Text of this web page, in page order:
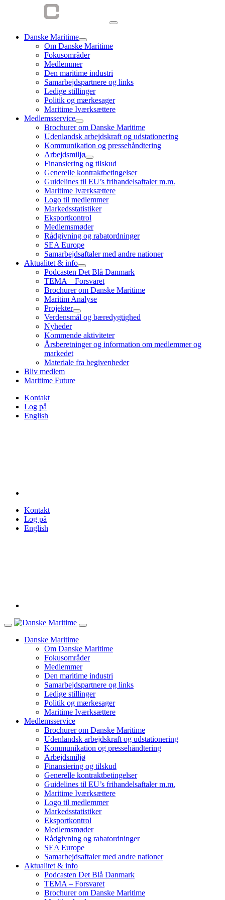
Danske Maritime
Om Danske Maritime
Fokusområder
Medlemmer
Den maritime industri
Samarbejdspartnere og links
Ledige stillinger
Politik og mærkesager
Maritime Iværksættere
Medlemsservice
Brochurer om Danske Maritime
Udenlandsk arbejdskraft og udstationering
Kommunikation og pressehåndtering
Arbejdsmiljø
Finansiering og tilskud
Generelle kontraktbetingelser
Guidelines til EU’s frihandelsaftaler m.m.
Maritime Iværksættere
Logo til medlemmer
Markedsstatistiker
Eksportkontrol
Medlemsmøder
Rådgivning og rabatordninger
SEA Europe
Samarbejdsaftaler med andre nationer
Aktualitet & info
Podcasten Det Blå Danmark
TEMA – Forsvaret
Brochurer om Danske Maritime
Maritim Analyse
Projekter
Verdensmål og bæredygtighed
Nyheder
Kommende aktiviteter
Årsberetninger og information om medlemmer og
markedet
Materiale fra begivenheder
Bliv medlem
Maritime Future
Kontakt
Log på
English
Kontakt
Log på
English
Danske Maritime
Om Danske Maritime
Fokusområder
Medlemmer
Den maritime industri
Samarbejdspartnere og links
Ledige stillinger
Politik og mærkesager
Maritime Iværksættere
Medlemsservice
Brochurer om Danske Maritime
Udenlandsk arbejdskraft og udstationering
Kommunikation og pressehåndtering
Arbejdsmiljø
Finansiering og tilskud
Generelle kontraktbetingelser
Guidelines til EU’s frihandelsaftaler m.m.
Maritime Iværksættere
Logo til medlemmer
Markedsstatistiker
Eksportkontrol
Medlemsmøder
Rådgivning og rabatordninger
SEA Europe
Samarbejdsaftaler med andre nationer
Aktualitet & info
Podcasten Det Blå Danmark
TEMA – Forsvaret
Brochurer om Danske Maritime